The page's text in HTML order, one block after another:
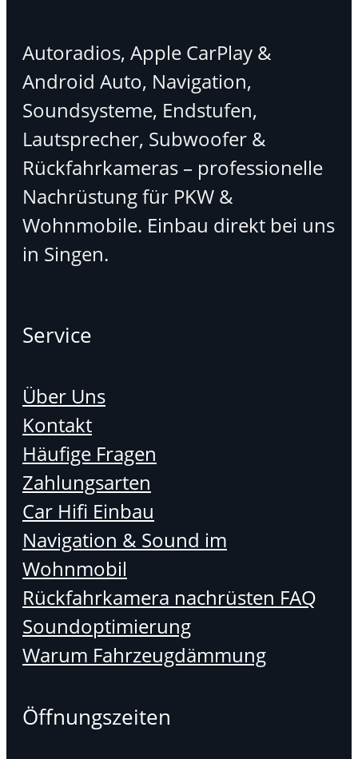
Autoradios, Apple CarPlay &
Android Auto, Navigation,
Soundsysteme, Endstufen,
Lautsprecher, Subwoofer &
Rückfahrkameras – professionelle
Nachrüstung für PKW &
Wohnmobile. Einbau direkt bei uns
in Singen.
Service
Über Uns
Kontakt
Häufige Fragen
Zahlungsarten
Car Hifi Einbau
Navigation & Sound im
Wohnmobil
Rückfahrkamera nachrüsten FAQ
Soundoptimierung
Warum Fahrzeugdämmung
Öffnungszeiten